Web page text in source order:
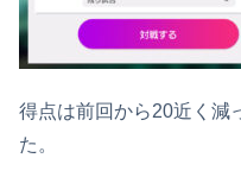
得点は前回から20近く減
た。